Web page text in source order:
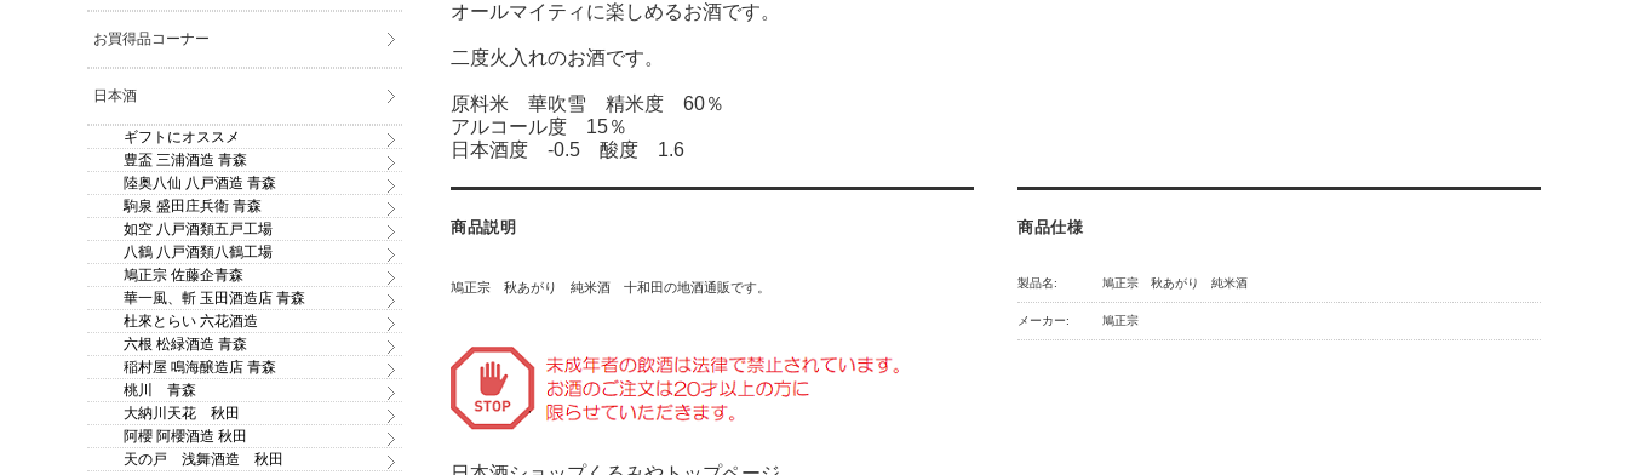
オールマイティに楽しめるお酒です。
二度火入れのお酒です。
原料米 華吹雪 精米度 60％
アルコール度 15％
日本酒度 -0.5 酸度 1.6
商品説明
鳩正宗 秋あがり 純米酒 十和田の地酒通販です。
商品仕様
製品名: 鳩正宗 秋あがり 純米酒
メーカー: 鳩正宗
お買得品コーナー
日本酒
ギフトにオススメ
豊盃 三浦酒造 青森
陸奥八仙 八戸酒造 青森
駒泉 盛田庄兵衛 青森
如空 八戸酒類五戸工場
八鶴 八戸酒類八鶴工場
鳩正宗 佐藤企青森
華一風、斬 玉田酒造店 青森
杜來とらい 六花酒造
六根 松緑酒造 青森
稲村屋 鳴海醸造店 青森
桃川 青森
大納川天花 秋田
阿櫻 阿櫻酒造 秋田
天の戸 浅舞酒造 秋田